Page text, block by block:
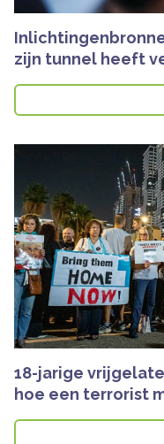
zijn tunnel heeft
18-jarige
hoe een terrorist